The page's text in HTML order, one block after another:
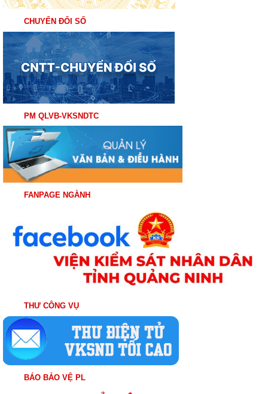
CHUYỂN ĐỔI SỐ
PM QLVB-VKSNDTC
FANPAGE NGÀNH
THƯ CÔNG VỤ
BÁO BẢO VỆ PL